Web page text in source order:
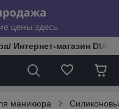
Интернет-магазин
маникюра